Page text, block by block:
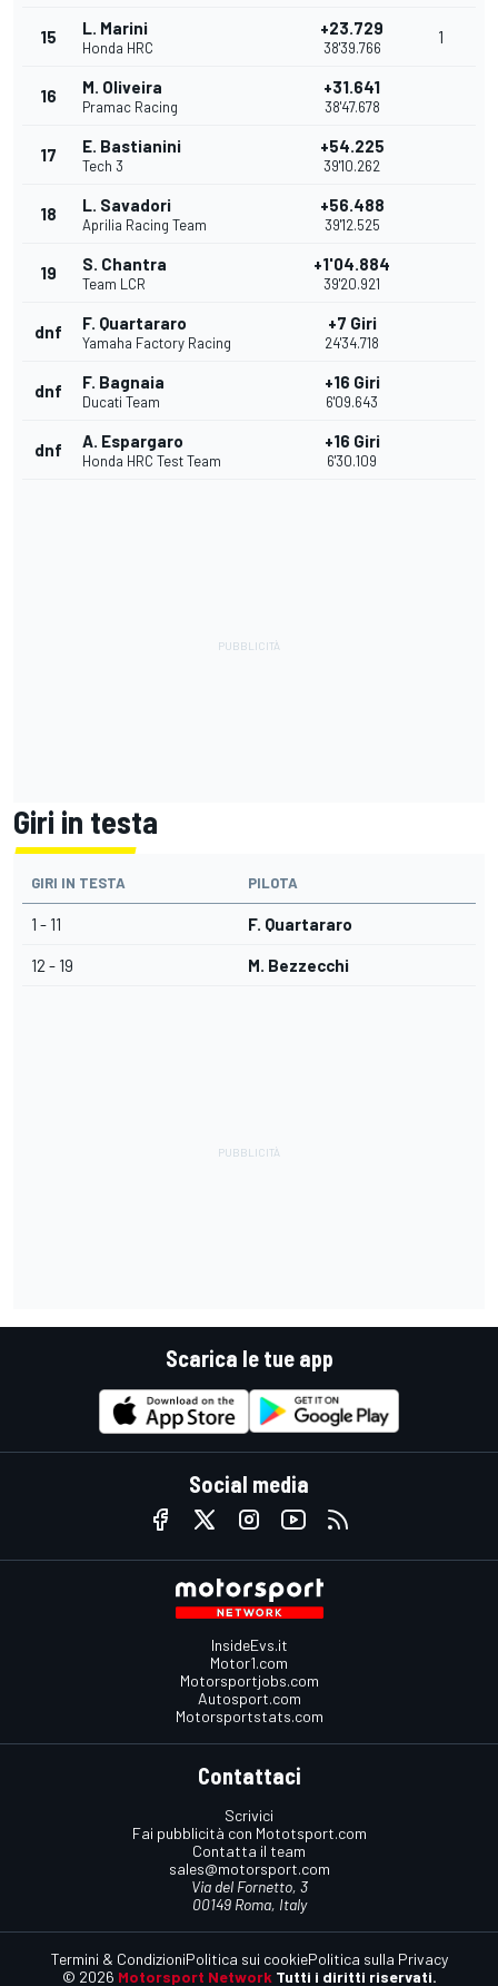
15 L. Marini
Honda HRC
+23.729
38'39.766
1
16 M. Oliveira
Pramac Racing
+31.641
38'47.678
17 E. Bastianini
Tech 3
+54.225
39'10.262
18 L. Savadori
Aprilia Racing Team
+56.488
39'12.525
19 S. Chantra
Team LCR
+1'04.884
39'20.921
dnf F. Quartararo
Yamaha Factory Racing
+7 Giri
24'34.718
dnf F. Bagnaia
Ducati Team
+16 Giri
6'09.643
dnf A. Espargaro
Honda HRC Test Team
+16 Giri
6'30.109
Giri in testa
GIRI IN TESTA PILOTA
1 - 11 F. Quartararo
12 - 19 M. Bezzecchi
Scarica le tue app
Social media
InsideEvs.it
Motor1.com
Motorsportjobs.com
Autosport.com
Motorsportstats.com
Contattaci
Scrivici
Fai pubblicità con Mototsport.com
Contatta il team
sales@motorsport.com
Via del Fornetto, 3
00149 Roma, Italy
© 2026 Motorsport Network Tutti i diritti riservati.
Termini & CondizioniPolitica sui cookiePolitica sulla Privacy